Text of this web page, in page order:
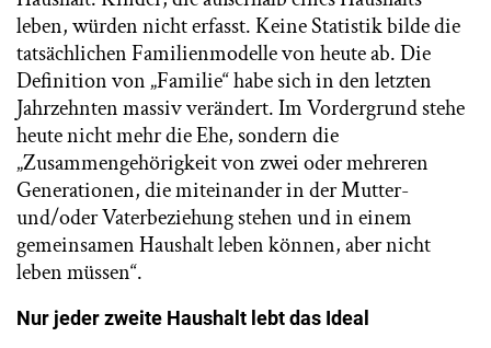
leben, würden nicht erfasst. Keine Statistik bilde die
tatsächlichen Familienmodelle von heute ab. Die
Definition von „Familie“ habe sich in den letzten
Jahrzehnten massiv verändert. Im Vordergrund stehe
heute nicht mehr die Ehe, sondern die
„Zusammengehörigkeit von zwei oder mehreren
Generationen, die miteinander in der Mutter-
und/oder Vaterbeziehung stehen und in einem
gemeinsamen Haushalt leben können, aber nicht
leben müssen“.
Nur jeder zweite Haushalt lebt das Ideal